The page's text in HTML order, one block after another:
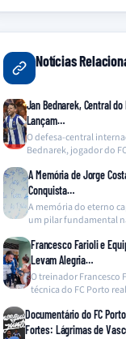
Notícias
Jan Bednarek, Central do
Lançam…
O defesa-central
Bednarek, jogador do
A Memória de Jorge
Conquista…
A memória do eterno
um pilar fundamental
Francesco Farioli e
Levam Alegria…
O treinador Francesco
técnica do FC Porto
Documentário do FC
Fortes: Lágrimas de